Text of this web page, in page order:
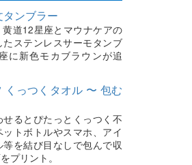
ンブラー
黄道12星座とマウナケアの
ステンレスサーモタンブ
に新色モカブラウンが追
くっつくタオル 〜 包む
るとぴたっとくっつく不
トボトルやスマホ、アイ
を結び目なしで包んで収
プリント。